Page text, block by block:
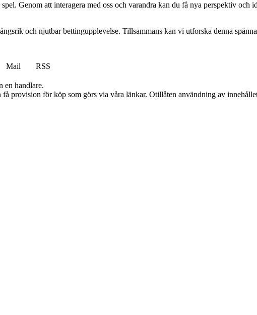
Genom att interagera med oss och varandra kan du få nya perspektiv och
och njutbar bettingupplevelse. Tillsammans kan vi utforska denna
Mail
RSS
en handlare.
provision för köp som görs via våra länkar. Otillåten användning av